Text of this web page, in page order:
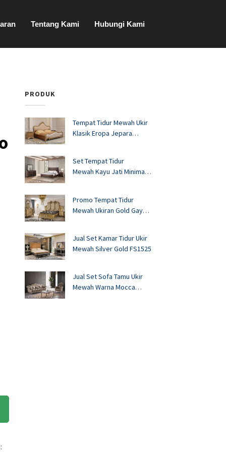
Tentang Kami Hubungi Kami
PRODUK
Tempat Tidur Mewah Ukir
Klasik Eropa Jepara
Set Tempat Tidur
Mewah Kayu Jati Minimalis
Promo Tempat Tidur
Mewah Ukiran Gold Gaya
Jual Set Kamar Tidur Ukir
Mewah Silver Gold FS1525
Jual Set Sofa Tamu Ukir
Mewah Warna Mocca